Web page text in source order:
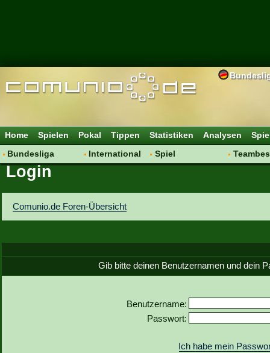
Home Spielen Pokal Tippen Statistiken Analysen
Bundesliga
Hot News
Spielanalyse
Vereinsdiskussion
International
Spiel
Login
Comunio.de Foren-Übersicht
Gib bitte deinen Benutzernamen und dein
Benutzername:
Passwort:
Ich habe mein